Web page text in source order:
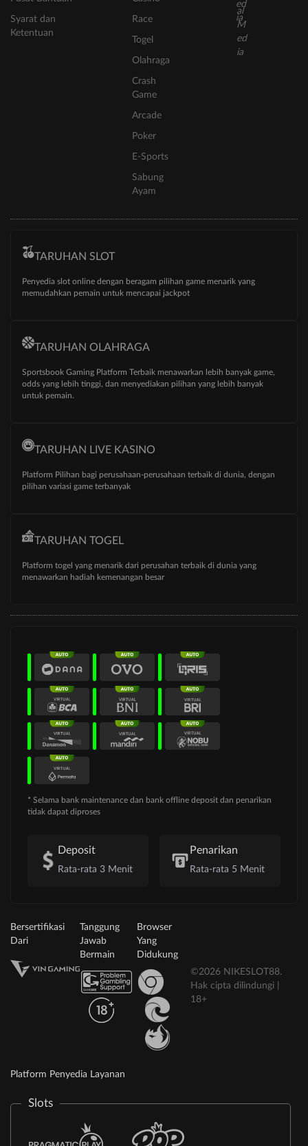
Syarat dan
Ketentuan
Race
Togel
Olahraga
Crash
Game
Arcade
Poker
E-Sports
Sabung
Ayam
TARUHAN SLOT
Penyedia slot online dengan beragam pilihan game menarik yang
memudahkan pemain untuk mencapai jackpot
TARUHAN OLAHRAGA
Sportsbook Gaming Platform Terbaik menawarkan lebih banyak game,
odds yang lebih tinggi, dan menyediakan pilihan yang lebih banyak
untuk pemain.
TARUHAN LIVE KASINO
Platform Pilihan bagi perusahaan-perusahaan terbaik di dunia, dengan
pilihan variasi game terbanyak
TARUHAN TOGEL
Platform togel yang menarik dari perusahan terbaik di dunia yang
menawarkan hadiah kemenangan besar
* Selama bank maintenance dan bank offline deposit dan penarikan
tidak dapat diproses
Deposit
Rata-rata 3 Menit
Penarikan
Rata-rata 5 Menit
Bersertifikasi
Dari
Tanggung
Jawab
Bermain
Browser
Yang
Didukung
©2026 NIKESLOT88.
Hak cipta dilindungi |
18+
Platform Penyedia Layanan
Slots